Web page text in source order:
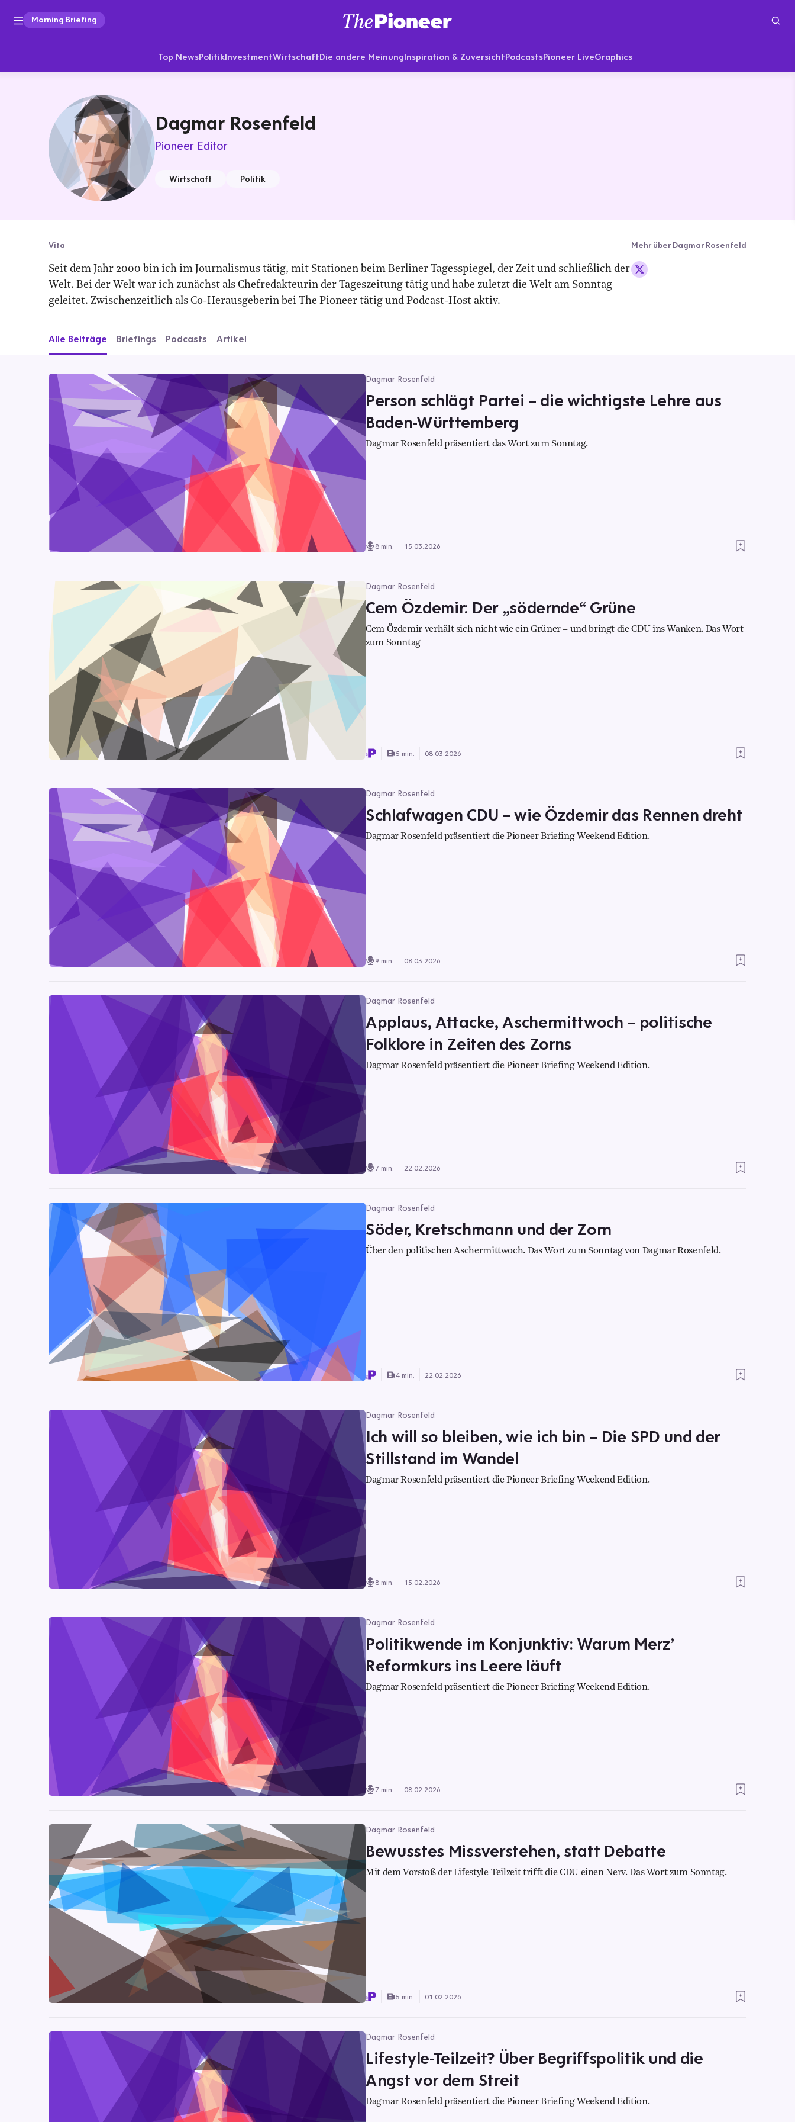
Morning Briefing
Top NewsPolitikInvestmentWirtschaftDie andere MeinungInspiration & ZuversichtPodcastsPioneer LiveGraphics
Dagmar Rosenfeld
Pioneer Editor
Wirtschaft Politik
Vita
Seit dem Jahr 2000 bin ich im Journalismus tätig, mit Stationen beim Berliner Tagesspiegel, der Zeit und schließlich der
Welt. Bei der Welt war ich zunächst als Chefredakteurin der Tageszeitung tätig und habe zuletzt die Welt am Sonntag
geleitet. Zwischenzeitlich als Co-Herausgeberin bei The Pioneer tätig und Podcast-Host aktiv.
Mehr über Dagmar Rosenfeld
Alle Beiträge Briefings Podcasts Artikel
Dagmar Rosenfeld
Person schlägt Partei – die wichtigste Lehre aus
Baden-Württemberg
Dagmar Rosenfeld präsentiert das Wort zum Sonntag.
8 min. 15.03.2026
Dagmar Rosenfeld
Cem Özdemir: Der „södernde“ Grüne
Cem Özdemir verhält sich nicht wie ein Grüner – und bringt die CDU ins Wanken. Das Wort
zum Sonntag
5 min. 08.03.2026
Dagmar Rosenfeld
Schlafwagen CDU – wie Özdemir das Rennen dreht
Dagmar Rosenfeld präsentiert die Pioneer Briefing Weekend Edition.
9 min. 08.03.2026
Dagmar Rosenfeld
Applaus, Attacke, Aschermittwoch – politische
Folklore in Zeiten des Zorns
Dagmar Rosenfeld präsentiert die Pioneer Briefing Weekend Edition.
7 min. 22.02.2026
Dagmar Rosenfeld
Söder, Kretschmann und der Zorn
Über den politischen Aschermittwoch. Das Wort zum Sonntag von Dagmar Rosenfeld.
4 min. 22.02.2026
Dagmar Rosenfeld
Ich will so bleiben, wie ich bin – Die SPD und der
Stillstand im Wandel
Dagmar Rosenfeld präsentiert die Pioneer Briefing Weekend Edition.
8 min. 15.02.2026
Dagmar Rosenfeld
Politikwende im Konjunktiv: Warum Merz’
Reformkurs ins Leere läuft
Dagmar Rosenfeld präsentiert die Pioneer Briefing Weekend Edition.
7 min. 08.02.2026
Dagmar Rosenfeld
Bewusstes Missverstehen, statt Debatte
Mit dem Vorstoß der Lifestyle-Teilzeit trifft die CDU einen Nerv. Das Wort zum Sonntag.
5 min. 01.02.2026
Dagmar Rosenfeld
Lifestyle-Teilzeit? Über Begriffspolitik und die
Angst vor dem Streit
Dagmar Rosenfeld präsentiert die Pioneer Briefing Weekend Edition.